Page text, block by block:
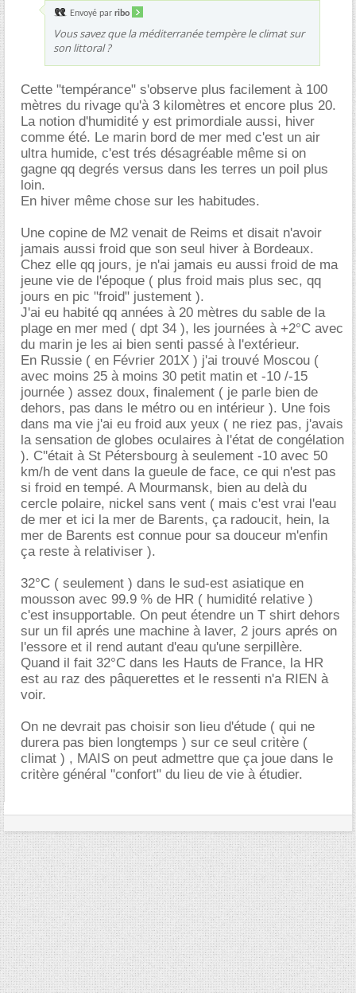
Envoyé par ribo
Vous savez que la méditerranée tempère le climat sur
son littoral ?
Cette "tempérance" s'observe plus facilement à 100
mètres du rivage qu'à 3 kilomètres et encore plus 20.
La notion d'humidité y est primordiale aussi, hiver
comme été. Le marin bord de mer med c'est un air
ultra humide, c'est trés désagréable même si on
gagne qq degrés versus dans les terres un poil plus
loin.
En hiver même chose sur les habitudes.
Une copine de M2 venait de Reims et disait n'avoir
jamais aussi froid que son seul hiver à Bordeaux.
Chez elle qq jours, je n'ai jamais eu aussi froid de ma
jeune vie de l'époque ( plus froid mais plus sec, qq
jours en pic "froid" justement ).
J'ai eu habité qq années à 20 mètres du sable de la
plage en mer med ( dpt 34 ), les journées à +2°C avec
du marin je les ai bien senti passé à l'extérieur.
En Russie ( en Février 201X ) j'ai trouvé Moscou (
avec moins 25 à moins 30 petit matin et -10 /-15
journée ) assez doux, finalement ( je parle bien de
dehors, pas dans le métro ou en intérieur ). Une fois
dans ma vie j'ai eu froid aux yeux ( ne riez pas, j'avais
la sensation de globes oculaires à l'état de congélation
). C''était à St Pétersbourg à seulement -10 avec 50
km/h de vent dans la gueule de face, ce qui n'est pas
si froid en tempé. A Mourmansk, bien au delà du
cercle polaire, nickel sans vent ( mais c'est vrai l'eau
de mer et ici la mer de Barents, ça radoucit, hein, la
mer de Barents est connue pour sa douceur m'enfin
ça reste à relativiser ).
32°C ( seulement ) dans le sud-est asiatique en
mousson avec 99.9 % de HR ( humidité relative )
c'est insupportable. On peut étendre un T shirt dehors
sur un fil aprés une machine à laver, 2 jours aprés on
l'essore et il rend autant d'eau qu'une serpillère.
Quand il fait 32°C dans les Hauts de France, la HR
est au raz des pâquerettes et le ressenti n'a RIEN à
voir.
On ne devrait pas choisir son lieu d'étude ( qui ne
durera pas bien longtemps ) sur ce seul critère (
climat ) , MAIS on peut admettre que ça joue dans le
critère général "confort" du lieu de vie à étudier.